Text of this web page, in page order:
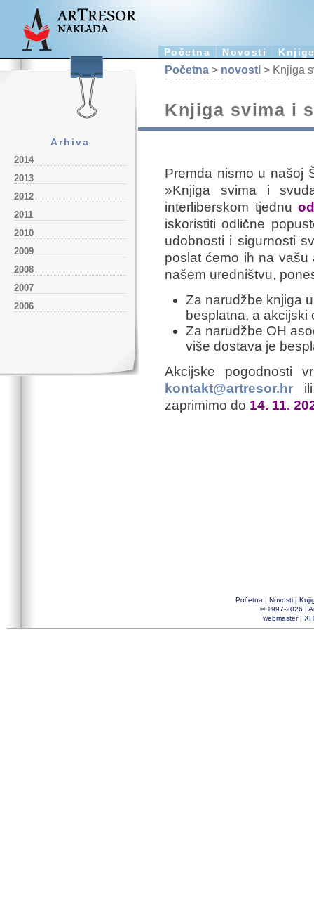
Početna Novosti
Arhiva
2014
2013
2012
2011
2010
2009
2008
2007
2006
Početna > novosti > Knjiga
Knjiga svima i
Premda nismo u našoj
»Knjiga svima i
interliberskom tjednu
iskoristiti odlične
udobnosti i sigurnosti
poslat ćemo ih na vašu
našem uredništvu,
Za narudžbe knjiga
besplatna, a
Za narudžbe OH
više dostava je
Akcijske pogodnosti
kontakt@artresor.hr
zaprimimo do 14. 11.
Početna | Novosti |
© 1997-2026 |
webmaster|